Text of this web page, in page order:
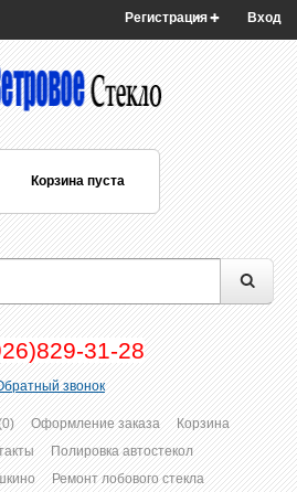
Вход
Регистрация
Корзина пуста
31-28
звонок
Оформление заказа
Корзина
Полировка автостекол
Ремонт лобового стекла